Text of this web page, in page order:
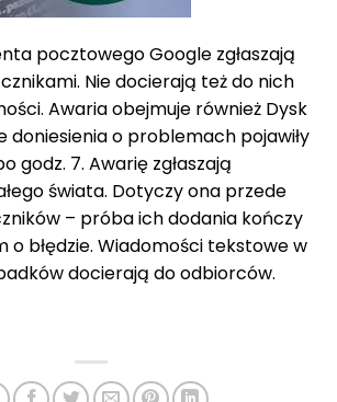
pocztowego Google zgłaszają
Nie docierają też do nich
Awaria obejmuje również Dysk
doniesienia o problemach pojawiły
godz. 7. Awarię zgłaszają
świata. Dotyczy ona przede
– próba ich dodania kończy
o błędzie. Wiadomości tekstowe w
docierają do odbiorców.